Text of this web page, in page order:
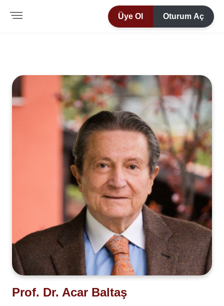
Üye Ol Oturum Aç
Prof. Dr. Acar Baltaş